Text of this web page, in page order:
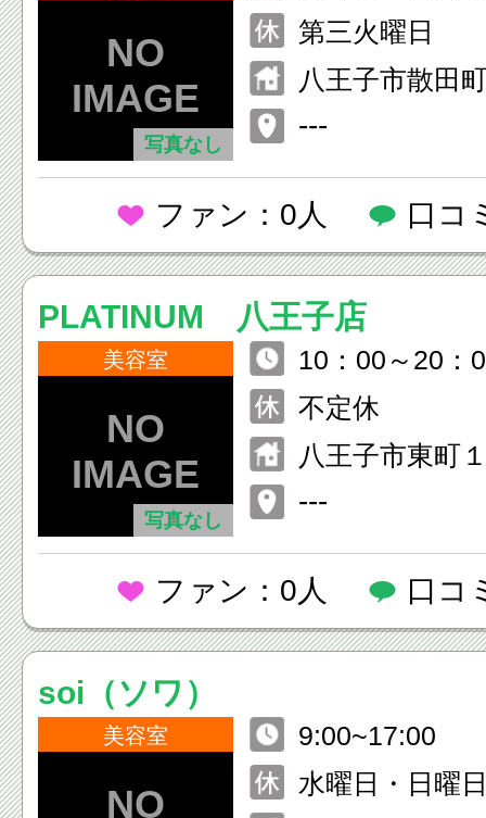
写真なし
第三火曜日
八王子市散田
---
ファン：0人 口コ
PLATINUM 八王子店
美容室
写真なし
10：00～20：
不定休
八王子市東町
---
ファン：0人 口コ
soi（ソワ）
美容室
9:00~17:00
水曜日・日曜